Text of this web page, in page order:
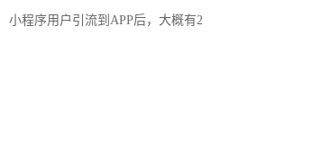
小程序用户引流到APP后，大概有2